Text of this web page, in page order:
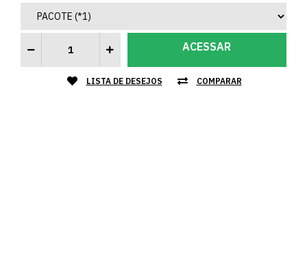
ACESSAR
LISTA DE DESEJOS COMPARAR